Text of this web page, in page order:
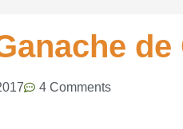
4 Comments